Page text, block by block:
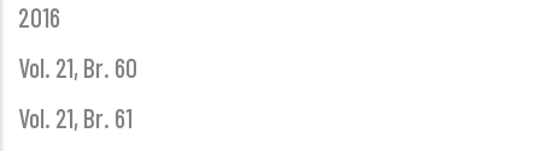
2016
Vol. 21, Br. 60
Vol. 21, Br. 61